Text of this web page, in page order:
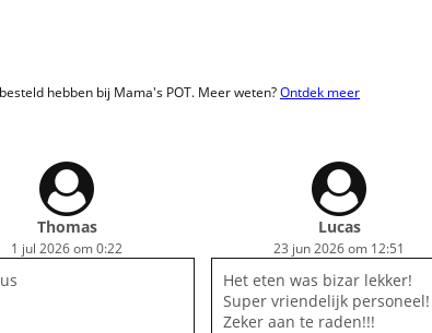
hebben bij Mama's POT. Meer weten?Ontdek meer
Thomas
1 jul 2026 om 0:22
Lucas
23 jun 2026 om 12:51
Het eten was bizar lekker!
Super vriendelijk personeel!
Zeker aan te raden!!!